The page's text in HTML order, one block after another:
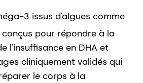
3 issus d'algues comme
pour répondre à la
l'insuffisance en DHA et
cliniquement validés qui
le corps à la